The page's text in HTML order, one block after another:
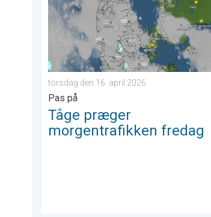
torsdag den 16. april 2026
Pas på
Tåge præger
morgentrafikken fredag